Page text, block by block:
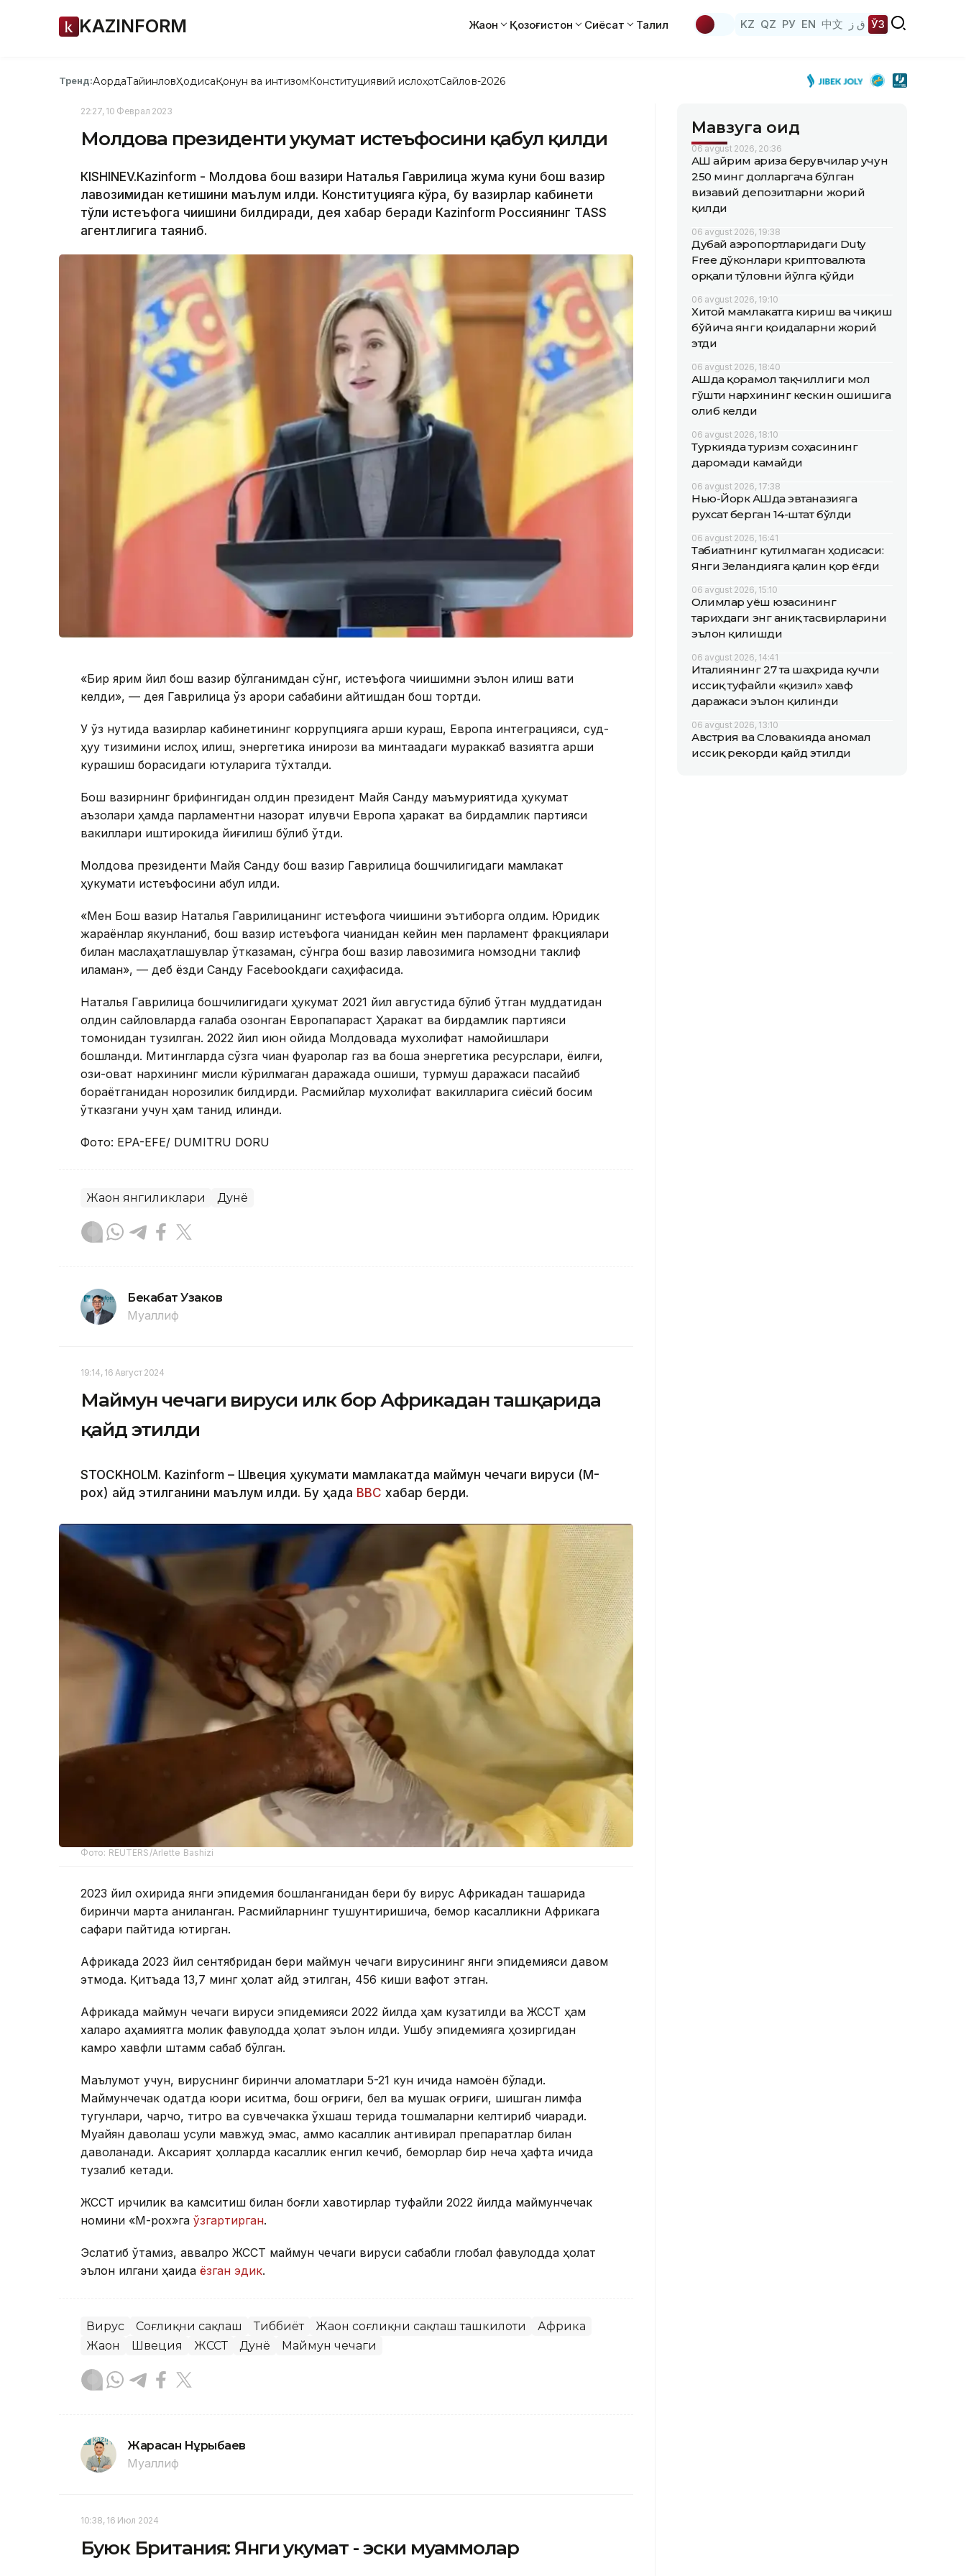
KAZINFORM Жаҳон Қозоғистон Сиёсат Таҳлил KZ QZ РУ EN 中文 ق ز ЎЗ
Тренд:АқордаТайинловҲодисаҚонун ва интизомКонституциявий ислоҳотСайлов-2026
22:27, 10 Феврал 2023
Молдова президенти ҳукумат истеъфосини қабул қилди
КISHINEV.Кazinform - Молдова бош вазири Наталья Гаврилица жума куни бош вазир
лавозимидан кетишини маълум қилди. Конституцияга кўра, бу вазирлар кабинети
тўлиқ истеъфога чиқишини билдиради, дея хабар беради Кazinform Россиянинг ТАSS
агентлигига таяниб.
«Бир ярим йил бош вазир бўлганимдан сўнг, истеъфога чиқишимни эълон қилиш вақти
келди», — дея Гаврилица ўз қарори сабабини айтишдан бош тортди.
У ўз нутқида вазирлар кабинетининг коррупцияга қарши кураш, Европа интеграцияси, суд-
ҳуқуқ тизимини ислоҳ қилиш, энергетика инқирози ва минтақадаги мураккаб вазиятга қарши
курашиш борасидаги ютуқларига тўхталди.
Бош вазирнинг брифингидан олдин президент Майя Санду маъмуриятида ҳукумат
аъзолари ҳамда парламентни назорат қилувчи Европа ҳаракат ва бирдамлик партияси
вакиллари иштирокида йиғилиш бўлиб ўтди.
Молдова президенти Майя Санду бош вазир Гаврилица бошчилигидаги мамлакат
ҳукумати истеъфосини қабул қилди.
«Мен Бош вазир Наталья Гаврилицанинг истеъфога чиқишини эътиборга олдим. Юридик
жараёнлар якунланиб, бош вазир истеъфога чиққанидан кейин мен парламент фракциялари
билан маслаҳатлашувлар ўтказаман, сўнгра бош вазир лавозимига номзодни таклиф
қиламан», — деб ёзди Санду Facebookдаги саҳифасида.
Наталья Гаврилица бошчилигидаги ҳукумат 2021 йил августида бўлиб ўтган муддатидан
олдин сайловларда ғалаба қозонган Европапараст Ҳаракат ва бирдамлик партияси
томонидан тузилган. 2022 йил июн ойида Молдовада мухолифат намойишлари
бошланди. Митингларда сўзга чиққан фуқаролар газ ва бошқа энергетика ресурслари, ёқилғи,
озиқ-овқат нархининг мисли кўрилмаган даражада ошиши, турмуш даражаси пасайиб
бораётганидан норозилик билдирди. Расмийлар мухолифат вакилларига сиёсий босим
ўтказгани учун ҳам танқид қилинди.
Фото: EPA-EFE/ DUMITRU DORU
Жаҳон янгиликлари Дунё
Бекабат Узаков
Муаллиф
19:14, 16 Август 2024
Маймун чечаги вируси илк бор Африкадан ташқарида
қайд этилди
STOCKHOLM. Kazinform – Швеция ҳукумати мамлакатда маймун чечаги вируси (M-
pox) қайд этилганини маълум қилди. Бу ҳақда BBC хабар берди.
Фото: REUTERS/Arlette Bashizi
2023 йил охирида янги эпидемия бошланганидан бери бу вирус Африкадан ташқарида
биринчи марта аниқланган. Расмийларнинг тушунтиришича, бемор касалликни Африкага
сафари пайтида юқтирган.
Африкада 2023 йил сентябридан бери маймун чечаги вирусининг янги эпидемияси давом
этмоқда. Қитъада 13,7 минг ҳолат қайд этилган, 456 киши вафот этган.
Африкада маймун чечаги вируси эпидемияси 2022 йилда ҳам кузатилди ва ЖССТ ҳам
халқаро аҳамиятга молик фавқулодда ҳолат эълон қилди. Ушбу эпидемияга ҳозиргидан
камроқ хавфли штамм сабаб бўлган.
Маълумот учун, вируснинг биринчи аломатлари 5-21 кун ичида намоён бўлади.
Маймунчечак одатда юқори иситма, бош оғриғи, бел ва мушак оғриғи, шишган лимфа
тугунлари, чарчоқ, титроқ ва сувчечакка ўхшаш терида тошмаларни келтириб чиқаради.
Муайян даволаш усули мавжуд эмас, аммо касаллик антивирал препаратлар билан
даволанади. Аксарият ҳолларда касаллик енгил кечиб, беморлар бир неча ҳафта ичида
тузалиб кетади.
ЖССТ ирқчилик ва камситиш билан боғлиқ хавотирлар туфайли 2022 йилда маймунчечак
номини «М-pox»га ўзгартирган.
Эслатиб ўтамиз, аввалроқ ЖССТ маймун чечаги вируси сабабли глобал фавқулодда ҳолат
эълон қилгани ҳақида ёзган эдик.
Вирус Соғлиқни сақлаш Тиббиёт Жаҳон соғлиқни сақлаш ташкилоти
Африка
Жаҳон
Швеция ЖССТ Дунё Маймун чечаги
Жарасқан Нұрыбаев
Муаллиф
10:38, 16 Июл 2024
Буюк Британия: Янги ҳукумат - эски муаммолар
Мавзуга оид
06 avgust 2026, 20:36
АҚШ айрим ариза берувчилар учун
250 минг долларгача бўлган
визавий депозитларни жорий
қилди
06 avgust 2026, 19:38
Дубай аэропортларидаги Duty
Free дўконлари криптовалюта
орқали тўловни йўлга қўйди
06 avgust 2026, 19:10
Хитой мамлакатга кириш ва чиқиш
бўйича янги қоидаларни жорий
этди
06 avgust 2026, 18:40
АҚШда қорамол тақчиллиги мол
гўшти нархининг кескин ошишига
олиб келди
06 avgust 2026, 18:10
Туркияда туризм соҳасининг
даромади камайди
06 avgust 2026, 17:38
Нью-Йорк АҚШда эвтаназияга
рухсат берган 14-штат бўлди
06 avgust 2026, 16:41
Табиатнинг кутилмаган ҳодисаси:
Янги Зеландияга қалин қор ёғди
06 avgust 2026, 15:10
Олимлар Қуёш юзасининг
тарихдаги энг аниқ тасвирларини
эълон қилишди
06 avgust 2026, 14:41
Италиянинг 27 та шаҳрида кучли
иссиқ туфайли «қизил» хавф
даражаси эълон қилинди
06 avgust 2026, 13:10
Австрия ва Словакияда аномал
иссиқ рекорди қайд этилди